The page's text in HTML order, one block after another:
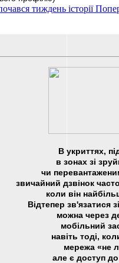
тиждень історії
В укриттях,
в зонах зі
чи
звичайний дзвінок
коли він
Відтепер зв'язатися
можна через
мобільний
навіть тоді,
мережа «не
але є доступ до